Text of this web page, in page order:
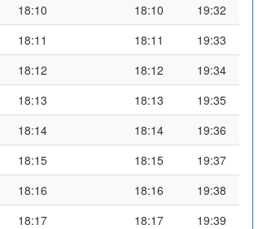
18:10 18:10
19:32
18:11 18:11
19:33
18:12 18:12
19:34
18:13 18:13
19:35
18:14 18:14
19:36
18:15 18:15
19:37
18:16 18:16
19:38
18:17 18:17
19:39